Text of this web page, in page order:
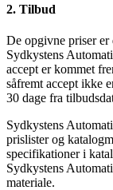
2. Tilbud
De opgivne priser er
Sydkystens
accept er kommet
såfremt accept ikke
30 dage fra
​Sydkystens
prislister og
specifikationer i
Sydkystens
materiale.